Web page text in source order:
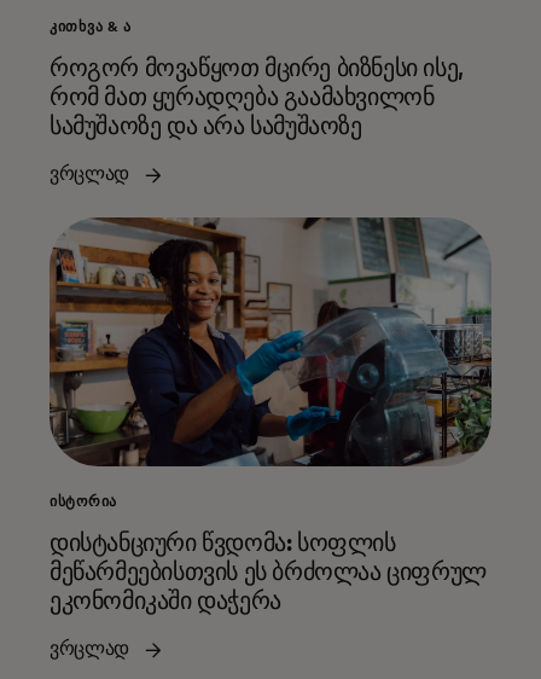
ᲙᲘᲗᲮᲕᲐ & Ა
როგორ მოვაწყოთ მცირე ბიზნესი ისე,
რომ მათ ყურადღება გაამახვილონ
სამუშაოზე და არა სამუშაოზე
ვრცლად
ᲘᲡᲢᲝᲠᲘᲐ
დისტანციური წვდომა: სოფლის
მეწარმეებისთვის ეს ბრძოლაა ციფრულ
ეკონომიკაში დაჭერა
ვრცლად